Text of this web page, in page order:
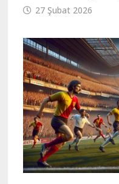
27 Şubat 2026